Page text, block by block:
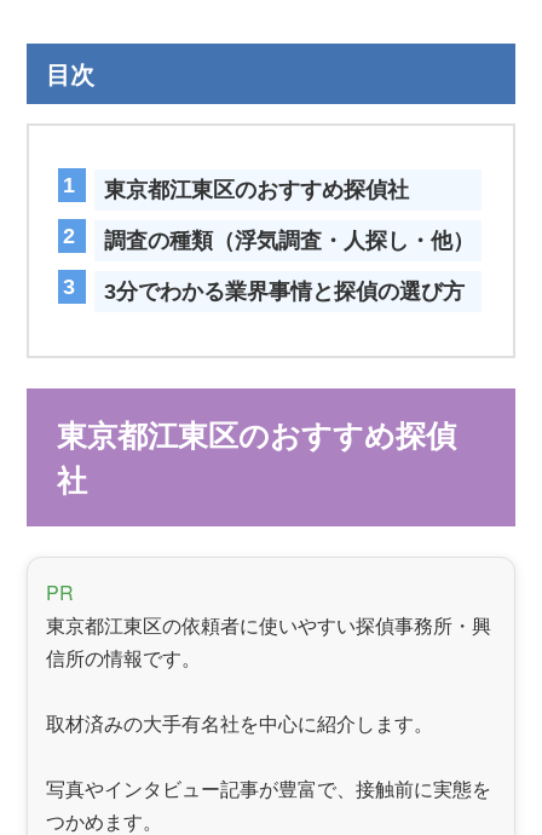
目次
東京都江東区のおすすめ探偵社
調査の種類（浮気調査・人探し・他）
3分でわかる業界事情と探偵の選び方
東京都江東区のおすすめ探偵
社
PR
東京都江東区の依頼者に使いやすい探偵事務所・興
信所の情報です。
取材済みの大手有名社を中心に紹介します。
写真やインタビュー記事が豊富で、接触前に実態を
つかめます。